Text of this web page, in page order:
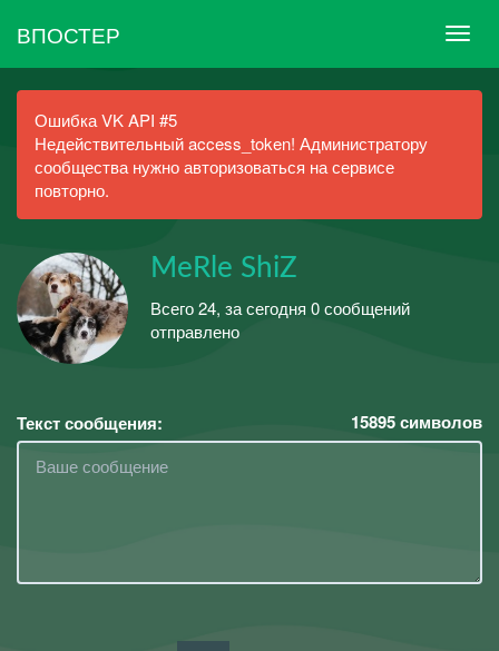
ВПОСТЕР
Ошибка VK API #5
Недействительный access_token! Администратору
сообщества нужно авторизоваться на сервисе
повторно.
MeRle ShiZ
Всего 24, за сегодня 0 сообщений
отправлено
Текст сообщения: 15895символов